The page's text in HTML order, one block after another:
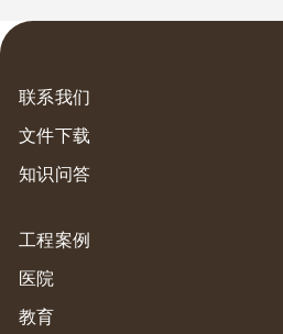
联系我们
文件下载
知识问答
工程案例
医院
教育